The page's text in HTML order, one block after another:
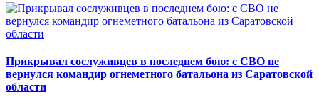
Прикрывал сослуживцев в последнем бою: с СВО не
вернулся командир огнеметного батальона из Саратовской
области